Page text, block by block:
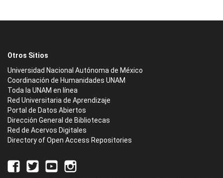
Otros Sitios
Universidad Nacional Autónoma de México
Coordinación de Humanidades UNAM
Toda la UNAM en línea
Red Universitaria de Aprendizaje
Portal de Datos Abiertos
Dirección General de Bibliotecas
Red de Acervos Digitales
Directory of Open Access Repositories